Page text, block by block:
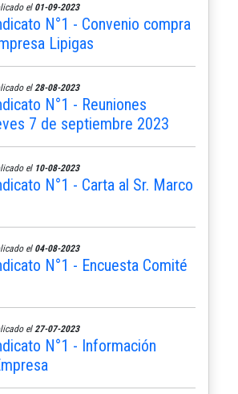
el 01-09-2023
N°1 - Convenio compra
Lipigas
el 28-08-2023
N°1 - Reuniones
7 de septiembre 2023
el 10-08-2023
N°1 - Carta al Sr. Marco
el 04-08-2023
N°1 - Encuesta Comité
el 27-07-2023
N°1 - Información